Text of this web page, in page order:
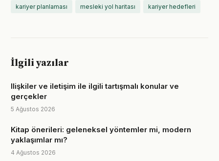
kariyer planlaması mesleki yol haritası kariyer hedefleri
İlgili yazılar
Ilişkiler ve iletişim ile ilgili tartışmalı konular ve
gerçekler
5 Ağustos 2026
Kitap önerileri: geleneksel yöntemler mi, modern
yaklaşımlar mı?
4 Ağustos 2026